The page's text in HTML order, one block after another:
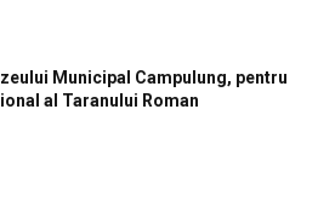
Municipal Campulung, pentru
al Taranului Roman